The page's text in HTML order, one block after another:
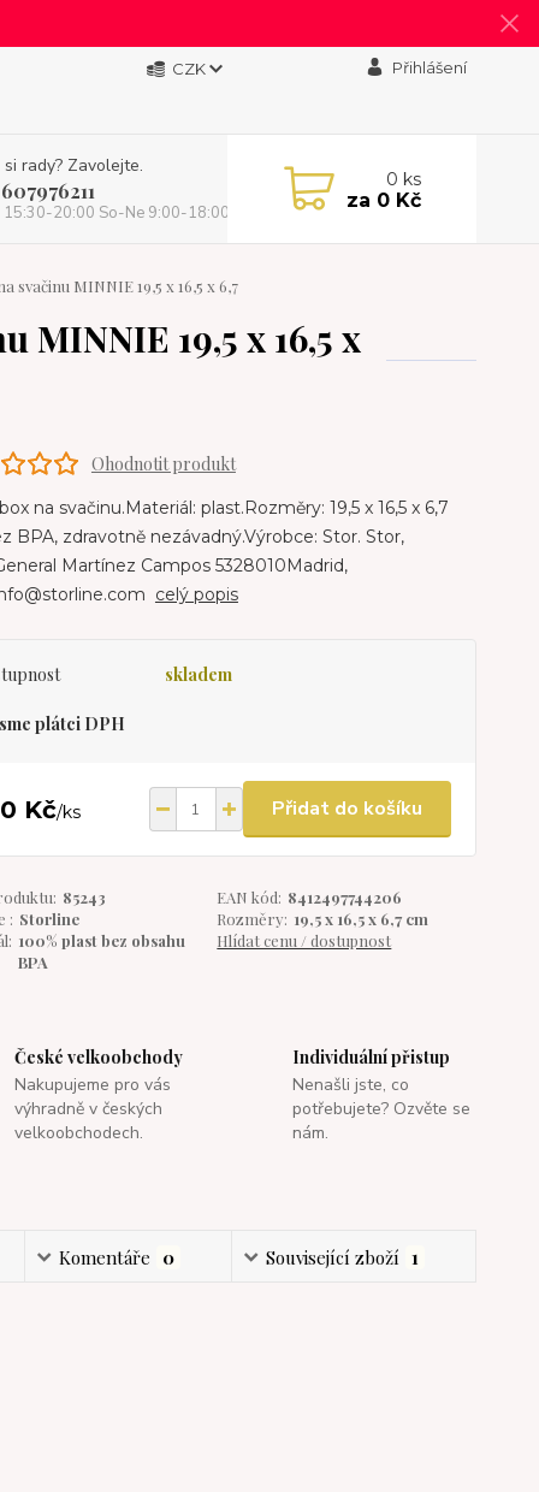
CZK Přihlášení
rady? Zavolejte.
15:30-20:00 So-Ne 9:00-18:00)
0 ks
za 0 Kč
svačinu MINNIE 19,5 x 16,5 x 6,7
MINNIE 19,5 x 16,5 x
Ohodnotit produkt
na svačinu.Materiál: plast.Rozměry: 19,5 x 16,5 x 6,7
BPA, zdravotně nezávadný.Výrobce: Stor. Stor,
Martínez Campos 5328010Madrid,
celý popis
skladem
plátci DPH
Kč/ks Přidat do košíku
85243 EAN kód: 8412497744206
: Storline Rozměry: 19,5 x 16,5 x 6,7 cm
100% plast bez obsahu
BPA
Hlídat cenu / dostupnost
České velkoobchody
Nakupujeme pro vás
výhradně v českých
velkoobchodech.
Individuální přistup
Nenašli jste, co
potřebujete? Ozvěte se
nám.
Komentáře 0 Související zboží 1